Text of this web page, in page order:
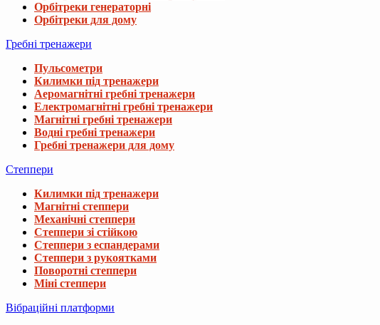
Орбітреки генераторні
Орбітреки для дому
Гребні тренажери
Пульсометри
Килимки під тренажери
Аеромагнітні гребні тренажери
Електромагнітні гребні тренажери
Магнітні гребні тренажери
Водні гребні тренажери
Гребні тренажери для дому
Степпери
Килимки під тренажери
Магнітні степпери
Механічні степпери
Степпери зі стійкою
Степпери з еспандерами
Степпери з рукоятками
Поворотні степпери
Міні степпери
Вібраційні платформи